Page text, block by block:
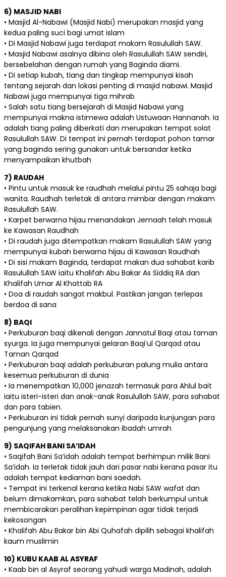
6) MASJID NABI
• Masjid Al-Nabawi (Masjid Nabi) merupakan masjid yang
kedua paling suci bagi umat islam
• Di Masjid Nabawi juga terdapat makam Rasulullah SAW.
• Masjid Nabawi asalnya dibina oleh Rasulullah SAW sendiri,
bersebelahan dengan rumah yang Baginda diami.
• Di setiap kubah, tiang dan tingkap mempunyai kisah
tentang sejarah dan lokasi penting di masjid nabawi. Masjid
Nabawi juga mempunyai tiga mihrab
• Salah satu tiang bersejarah di Masjid Nabawi yang
mempunyai makna istimewa adalah Ustuwaan Hannanah. Ia
adalah tiang paling diberkati dan merupakan tempat solat
Rasulullah SAW. Di tempat ini pernah terdapat pohon tamar
yang baginda sering gunakan untuk bersandar ketika
menyampaikan khutbah
7) RAUDAH
• Pintu untuk masuk ke raudhah melalui pintu 25 sahaja bagi
wanita. Raudhah terletak di antara mimbar dengan makam
Rasulullah SAW.
• Karpet berwarna hijau menandakan Jemaah telah masuk
ke Kawasan Raudhah
• Di raudah juga ditempatkan makam Rasulullah SAW yang
mempunyai kubah berwarna hijau di Kawasan Raudhah
• Di sisi makam Baginda, terdapat makan dua sahabat karib
Rasulullah SAW iaitu Khalifah Abu Bakar As Siddiq RA dan
Khalifah Umar Al Khattab RA
• Doa di raudah sangat makbul. Pastikan jangan terlepas
berdoa di sana
8) BAQI
• Perkuburan baqi dikenali dengan Jannatul Baqi atau taman
syurga. Ia juga mempunyai gelaran Baqi’ul Qarqad atau
Taman Qarqad
• Perkuburan baqi adalah perkuburan palung mulia antara
kesemua perkuburan di dunia
• Ia menempatkan 10,000 jenazah termasuk para Ahlul bait
iaitu isteri-isteri dan anak-anak Rasulullah SAW, para sahabat
dan para tabien.
• Perkuburan ini tidak pernah sunyi daripada kunjungan para
pengunjung yang melaksanakan ibadah umrah
9) SAQIFAH BANI SA’IDAH
• Saqifah Bani Sa’idah adalah tempat berhimpun milik Bani
Sa’idah. Ia terletak tidak jauh dari pasar nabi kerana pasar itu
adalah tempat kediaman bani saedah.
• Tempat ini terkenal kerana ketika Nabi SAW wafat dan
belum dimakamkan, para sahabat telah berkumpul untuk
membicarakan peralihan kepimpinan agar tidak terjadi
kekosongan
• Khalifah Abu Bakar bin Abi Quhafah dipilih sebagai khalifah
kaum muslimin
10) KUBU KAAB AL ASYRAF
• Kaab bin al Asyraf seorang yahudi warga Madinah, adalah